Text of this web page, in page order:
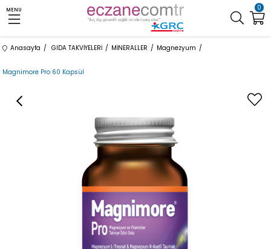
0
MENU
Anasayfa GIDA TAKVİYELERİ MİNERALLER Magnezyum
Magnimore Pro 60 Kapsül